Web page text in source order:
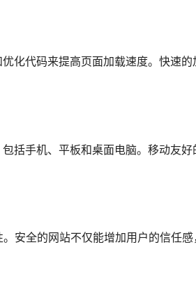
化代码来提高页面加载速度。快速
括手机、平板和桌面电脑。移动友
安全的网站不仅能增加用户的信任